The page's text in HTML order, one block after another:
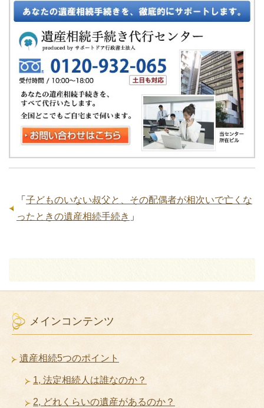
「 子どものいない叔父と、その配偶者が相次いで亡くな
ったときの遺産相続手続き 」
メインコンテンツ
遺産相続5つのポイント
1, 法定相続人は誰なのか？
2, どれくらいの遺産があるのか？